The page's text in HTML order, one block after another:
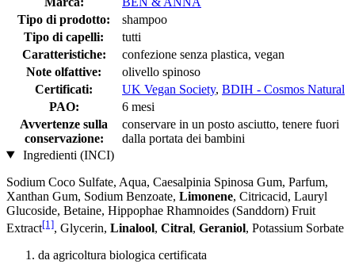
Tipo di prodotto:
shampoo
Tipo di capelli:
tutti
Caratteristiche:
confezione senza plastica, vegan
Note olfattive:
olivello spinoso
Certificati:
UK Vegan Society, BDIH - Cosmos Natural
PAO:
6 mesi
Avvertenze sulla
conservazione:
conservare in un posto asciutto, tenere fuori
dalla portata dei bambini
Ingredienti (INCI)
Sodium Coco­ Sulfate, Aqua, Caesalpinia Spinosa Gum, Parfum,
Xanthan Gum, Sodium Benzoate, Limonene, Citricacid, Lauryl
Glucoside, Betaine, Hippophae Rhamnoides (Sanddorn) Fruit
Extract[1], Glycerin, Linalool, Citral, Geraniol, Potassium Sorbate
da agricoltura biologica certificata